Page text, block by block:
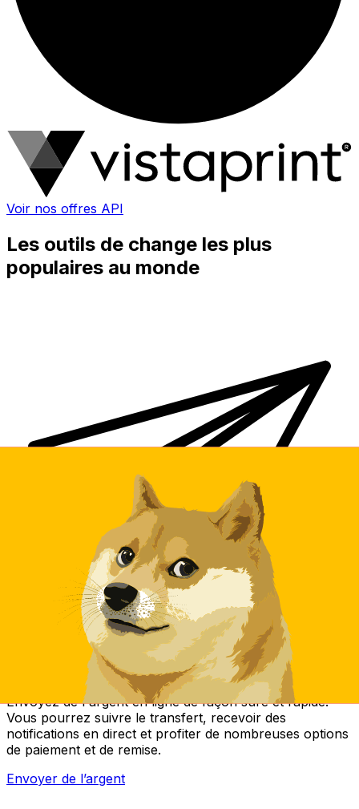
Voir nos offres API
Les outils de change les plus
populaires au monde
Transferts d'argent internationaux avec Xe
Envoyez de l'argent en ligne de façon sûre et rapide.
Vous pourrez suivre le transfert, recevoir des
notifications en direct et profiter de nombreuses options
de paiement et de remise.
Envoyer de l’argent